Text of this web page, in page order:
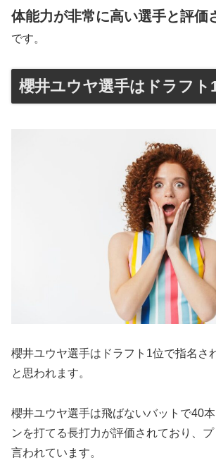
体能力が非常に高い選手と評価
です。
櫻井ユウヤ選手はドラフト
櫻井ユウヤ選手はドラフト1位で指名さ
と思われます。
櫻井ユウヤ選手は飛ばないバットで40
ンを打てる長打力が評価されており、
言われています。